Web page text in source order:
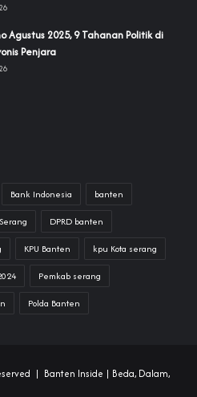
Agustus 2025, 9 Tahanan Politik di
Penjara
Bank Indonesia banten
DPRD banten
KPU Banten kpu Kota serang
Pemkab serang
Polda Banten
| Banten Inside | Beda, Dalam,